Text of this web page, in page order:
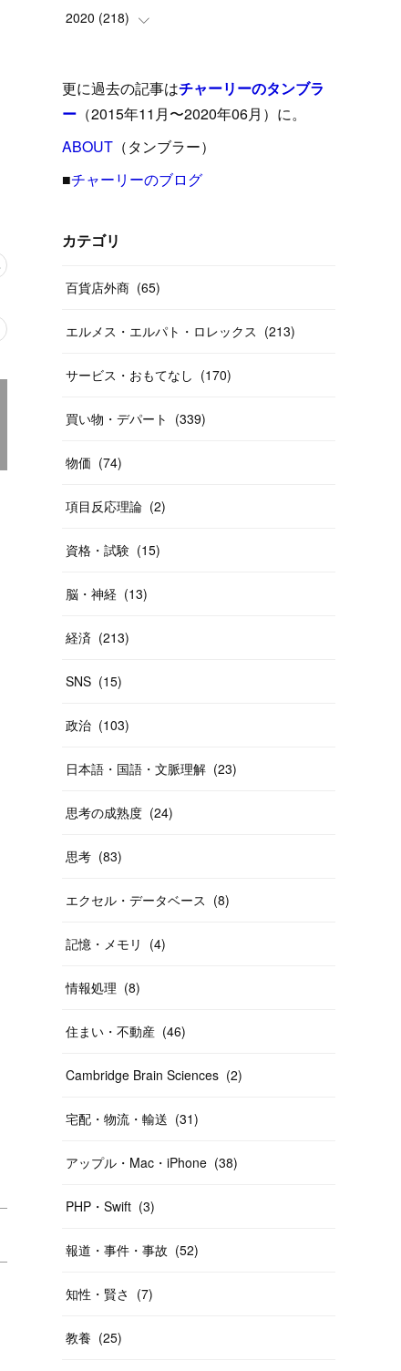
(5 )
15
(24)
(8 )
17
(17)
16
(12)
(19 )
(13
( 12
(35)
33 )
(26)
(27 )
(29
(26
(37)
(31)
(31)
(31 )
(26
(14
(20
(9)
(39)
(23)
(40 )
(55
(20
(10
(40
2020 (218)
(24)
(42)
(24 )
(33
(20
更に過去の記事はチャーリーのタンブラ
ー （2015年11月〜2020年06月）に。
ABOUT （タンブラー）
■チャーリーのブログ
カテゴリ
百貨店外商 (65)
エルメス・エルパト・ロレックス (213)
サービス・おもてなし (170)
買い物・デパート (339)
物価 (74)
項目反応理論 (2)
資格・試験 (15)
脳・神経 (13)
経済 (213)
SNS (15)
政治 (103)
日本語・国語・文脈理解 (23)
思考の成熟度 (24)
思考 (83)
エクセル・データベース (8)
記憶・メモリ (4)
情報処理 (8)
住まい・不動産 (46)
Cambridge Brain Sciences (2)
宅配・物流・輸送 (31)
アップル・Mac・iPhone (38)
PHP・Swift (3)
報道・事件・事故 (52)
知性・賢さ (7)
教養 (25)